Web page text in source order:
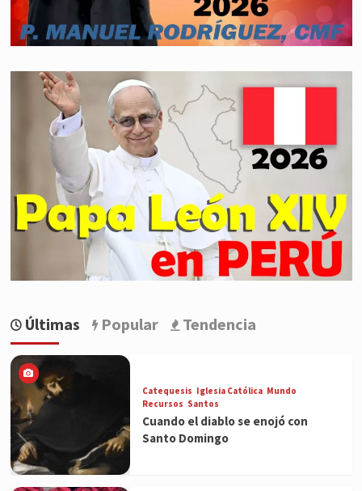
Últimas Popular Tendencia
Catequesis Iglesia Católica Mundo
Recursos Santos
Cuando el diablo se enojó con
Santo Domingo